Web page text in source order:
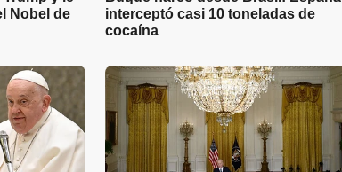
Nobel de
interceptó casi 10 toneladas de
cocaína